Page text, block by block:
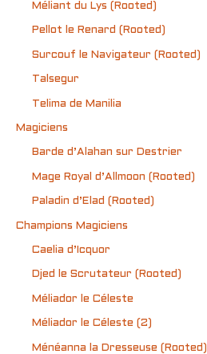
Méliant du Lys (Rooted)
Pellot le Renard (Rooted)
Surcouf le Navigateur (Rooted)
Talsegur
Telima de Manilia
Magiciens
Barde d’Alahan sur Destrier
Mage Royal d’Allmoon (Rooted)
Paladin d’Elad (Rooted)
Champions Magiciens
Caelia d’Icquor
Djed le Scrutateur (Rooted)
Méliador le Céleste
Méliador le Céleste (2)
Ménéanna la Dresseuse (Rooted)